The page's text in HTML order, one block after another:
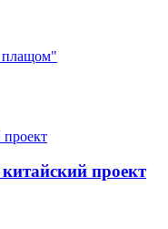
плащом"
проект